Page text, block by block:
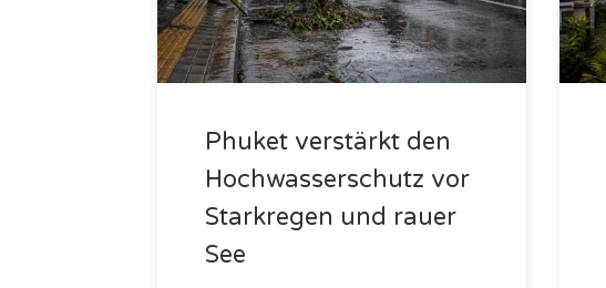
Phuket verstärkt den
Hochwasserschutz vor
Starkregen und rauer
See